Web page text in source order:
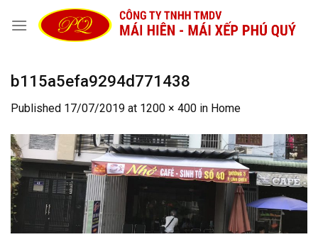
b115a5efa9294d771438
Published 17/07/2019 at 1200 × 400 in Home